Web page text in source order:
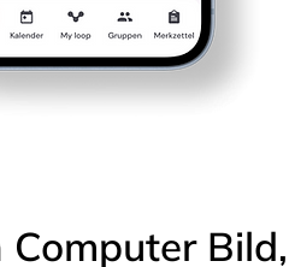
Computer